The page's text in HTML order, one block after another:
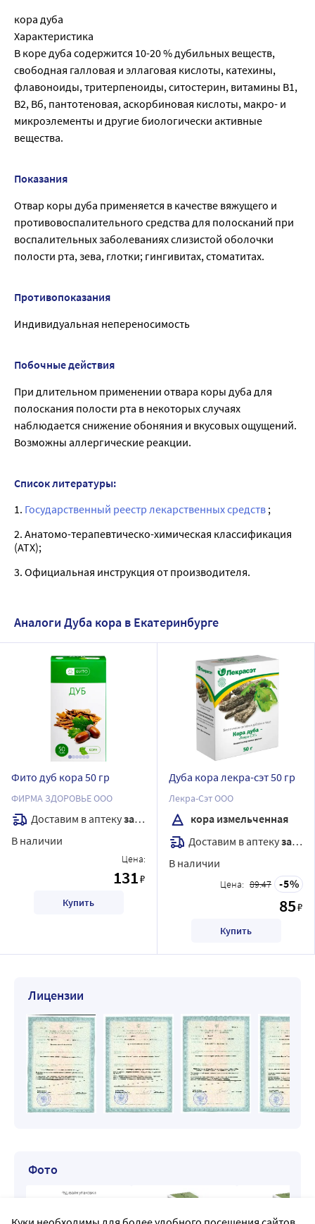
кора дуба
Характеристика
В коре дуба содержится 10-20 % дубильных веществ,
свободная галловая и эллаговая кислоты, катехины,
флавоноиды, тритерпеноиды, ситостерин, витамины B1,
B2, Вб, пантотеновая, аскорбиновая кислоты, макро- и
микроэлементы и другие биологически активные
вещества.
Показания
Отвар коры дуба применяется в качестве вяжущего и
противовоспалительного средства для полосканий при
воспалительных заболеваниях слизистой оболочки
полости рта, зева, глотки; гингивитах, стоматитах.
Противопоказания
Индивидуальная непереносимость
Побочные действия
При длительном применении отвара коры дуба для
полоскания полости рта в некоторых случаях
наблюдается снижение обоняния и вкусовых ощущений.
Возможны аллергические реакции.
Список литературы:
1. Государственный реестр лекарственных средств ;
2. Анатомо-терапевтическо-химическая классификация
(ATX);
3. Официальная инструкция от производителя.
Аналоги Дуба кора в Екатеринбурге
Фито дуб кора 50 гр
ФИРМА ЗДОРОВЬЕ ООО
Доставим в аптекузавтра
В наличии
Цена:
131₽
Купить
Дуба кора лекра-сэт 50 гр
Лекра-Сэт ООО
кора измельченная
Доставим в аптекузавтра
В наличии
Цена: 89.47 5
85₽
Купить
Лицензии
Фото